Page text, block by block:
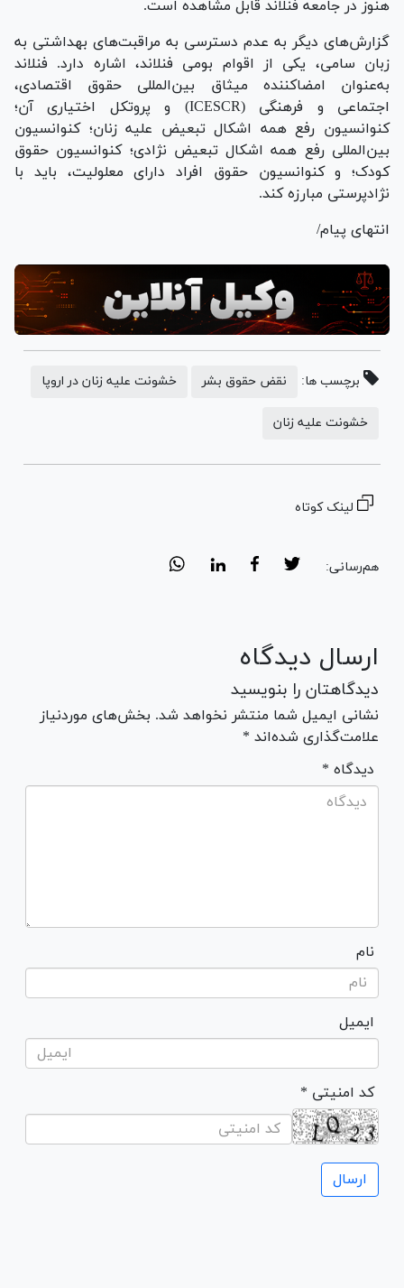
هنوز در جامعه فنلاند قابل مشاهده است.
گزارش‌های دیگر به عدم دسترسی به مراقبت‌های بهداشتی به
زبان سامی، یکی از اقوام بومی فنلاند، اشاره دارد. فنلاند
به‌عنوان امضاکننده میثاق بین‌المللی حقوق اقتصادی،
اجتماعی و فرهنگی (ICESCR) و پروتکل اختیاری آن؛
کنوانسیون رفع همه اشکال تبعیض علیه زنان؛ کنوانسیون
بین‌المللی رفع همه اشکال تبعیض نژادی؛ کنوانسیون حقوق
کودک؛ و کنوانسیون حقوق افراد دارای معلولیت، باید با
نژادپرستی مبارزه کند.
انتهای پیام/
برچسب ها: نقض حقوق بشر خشونت علیه زنان در اروپا
خشونت علیه زنان
لینک کوتاه
هم‌رسانی:
ارسال دیدگاه
دیدگاهتان را بنویسید
نشانی ایمیل شما منتشر نخواهد شد. بخش‌های موردنیاز
علامت‌گذاری شده‌اند *
* دیدگاه
نام
ایمیل
* کد امنیتی